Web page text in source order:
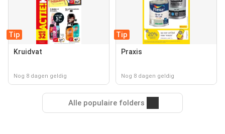
Tip
Kruidvat
Nog 8 dagen geldig
Tip
Praxis
Nog 8 dagen geldig
Alle populaire folders